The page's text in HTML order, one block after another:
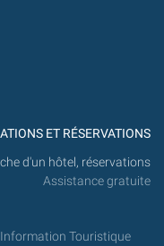
ET RÉSERVATIONS
d'un hôtel, réservations
Assistance gratuite
Touristique